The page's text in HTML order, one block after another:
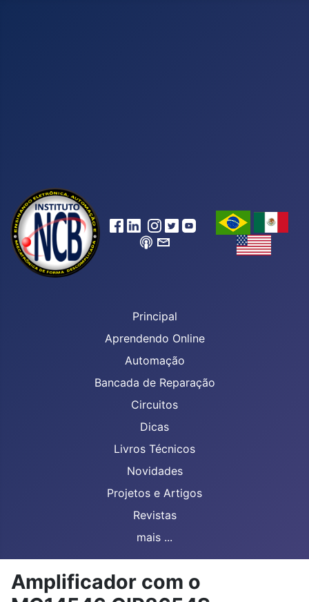
Principal
Aprendendo Online
Automação
Bancada de Reparação
Circuitos
Dicas
Livros Técnicos
Novidades
Projetos e Artigos
Revistas
mais ...
Amplificador com o